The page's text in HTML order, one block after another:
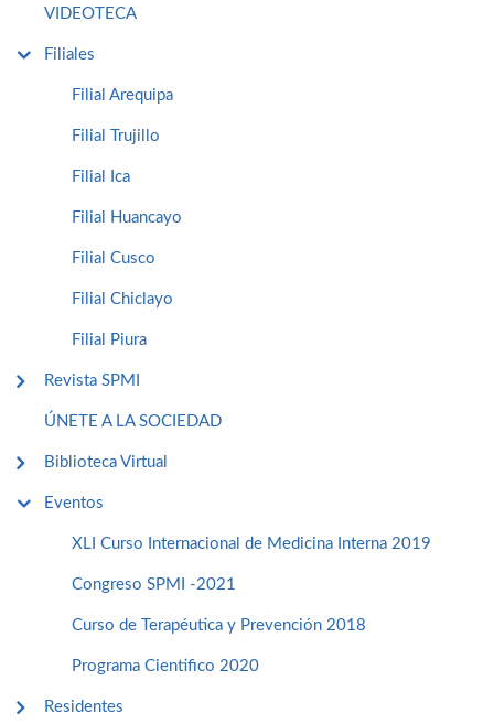
VIDEOTECA
Filiales
Filial Arequipa
Filial Trujillo
Filial Ica
Filial Huancayo
Filial Cusco
Filial Chiclayo
Filial Piura
Revista SPMI
ÚNETE A LA SOCIEDAD
Biblioteca Virtual
Eventos
XLI Curso Internacional de Medicina Interna 2019
Congreso SPMI -2021
Curso de Terapéutica y Prevención 2018
Programa Cientifico 2020
Residentes